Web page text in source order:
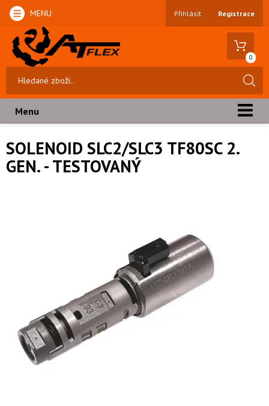
MENU Přihlásit Registrace
0
Menu
SOLENOID SLC2/SLC3 TF80SC 2.
GEN. - TESTOVANÝ